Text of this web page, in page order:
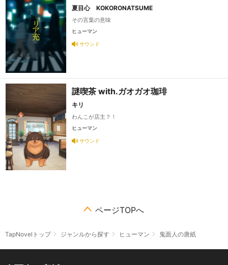
夏目心 KOKORONATSUME
その言葉の意味
ヒューマン
サウンド
謎喫茶 with.ガオガオ珈琲
キリ
わんこが店主？！
ヒューマン
サウンド
ページTOPへ
TapNovelトップ ジャンルから探す ヒューマン 鬼面人の唐紙